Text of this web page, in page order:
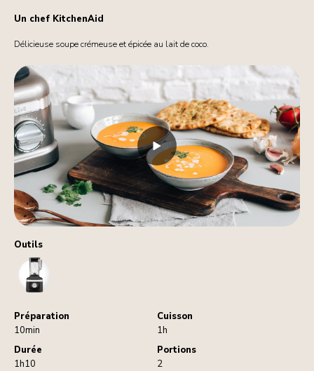
Outils
Blender
Préparation
10min
Cuisson
1h
Durée
1h10
Portions
2
Un chef KitchenAid
Délicieuse soupe crémeuse et épicée au lait de coco.